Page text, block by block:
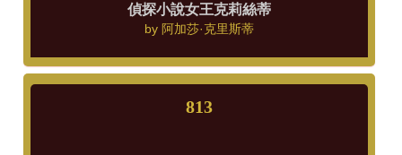
偵探小說女王克莉絲蒂
by 阿加莎·克里斯蒂
813